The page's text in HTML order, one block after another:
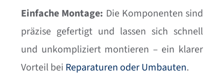
Einfache Montage: Die Komponenten sind
präzise gefertigt und lassen sich schnell
und unkompliziert montieren – ein klarer
Vorteil bei Reparaturen oder Umbauten.